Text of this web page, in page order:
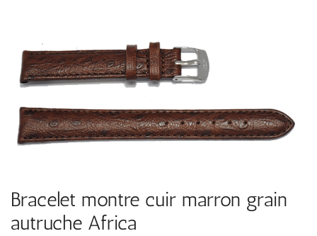
Bracelet montre cuir marron grain
autruche Africa